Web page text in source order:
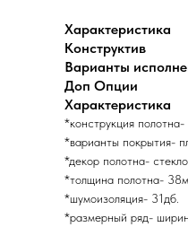
Характеристика
Конструктив
Варианты
Доп Опции
Характеристика
*конструкция
*варианты покрытия-
*декор полотна-
*толщина полотна-
*шумоизоляция- 31дб.
*размерный ряд-